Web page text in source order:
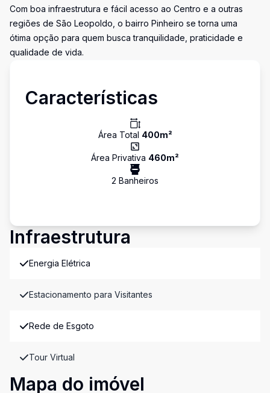
Com boa infraestrutura e fácil acesso ao Centro e a outras
regiões de São Leopoldo, o bairro Pinheiro se torna uma
ótima opção para quem busca tranquilidade, praticidade e
qualidade de vida.
Características
Área Total 400m²
Área Privativa 460m²
2 Banheiros
Infraestrutura
Energia Elétrica
Estacionamento para Visitantes
Rede de Esgoto
Tour Virtual
Mapa do imóvel